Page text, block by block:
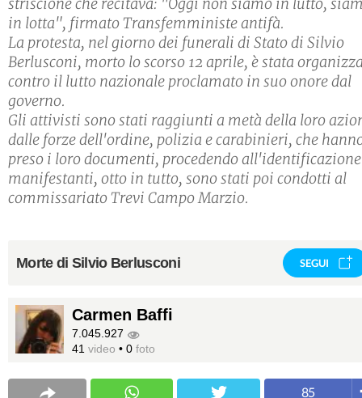
striscione che recitava: "Oggi non siamo in lutto,
in lotta", firmato Transfemministe antifà.
La protesta, nel giorno dei funerali di Stato di Silvio
Berlusconi, morto lo scorso 12 aprile, è stata
contro il lutto nazionale proclamato in suo onore dal
governo.
Gli attivisti sono stati raggiunti a metà della loro
dalle forze dell'ordine, polizia e carabinieri, che
preso i loro documenti, procedendo
manifestanti, otto in tutto, sono stati poi condotti al
commissariato Trevi Campo Marzio.
Morte di Silvio Berlusconi SEGUI
Carmen Baffi
7.045.927
41 video • 0 foto
85